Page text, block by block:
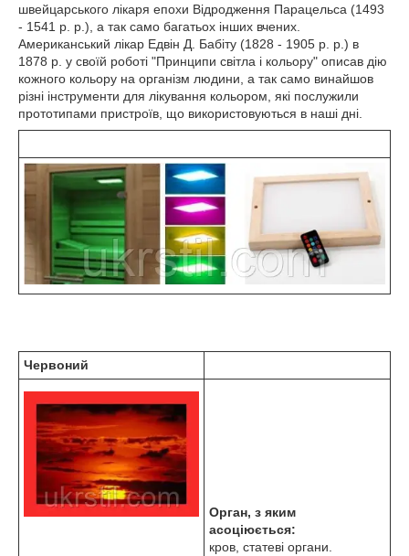
швейцарського лікаря епохи Відродження Парацельса (1493
- 1541 р. р.), а так само багатьох інших вчених.
Американський лікар Едвін Д. Бабіту (1828 - 1905 р. р.) в
1878 р. у своїй роботі "Принципи світла і кольору" описав дію
кожного кольору на організм людини, а так само винайшов
різні інструменти для лікування кольором, які послужили
прототипами пристроїв, що використовуються в наші дні.
Червоний
Орган, з яким
асоціюється:
кров, статеві органи.